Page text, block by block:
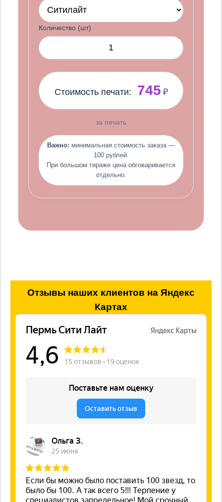
Количество (шт)
Стоимость печати: 745 ₽
за печать
Важно: минимальная стоимость заказа —
100 рублей.
При большом тираже цена обговаривается
отдельно.
Отзывы наших клиентов на Яндекс
Картах